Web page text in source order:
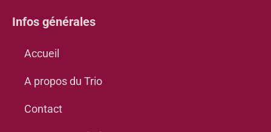
Infos générales
Accueil
A propos du Trio
Contact